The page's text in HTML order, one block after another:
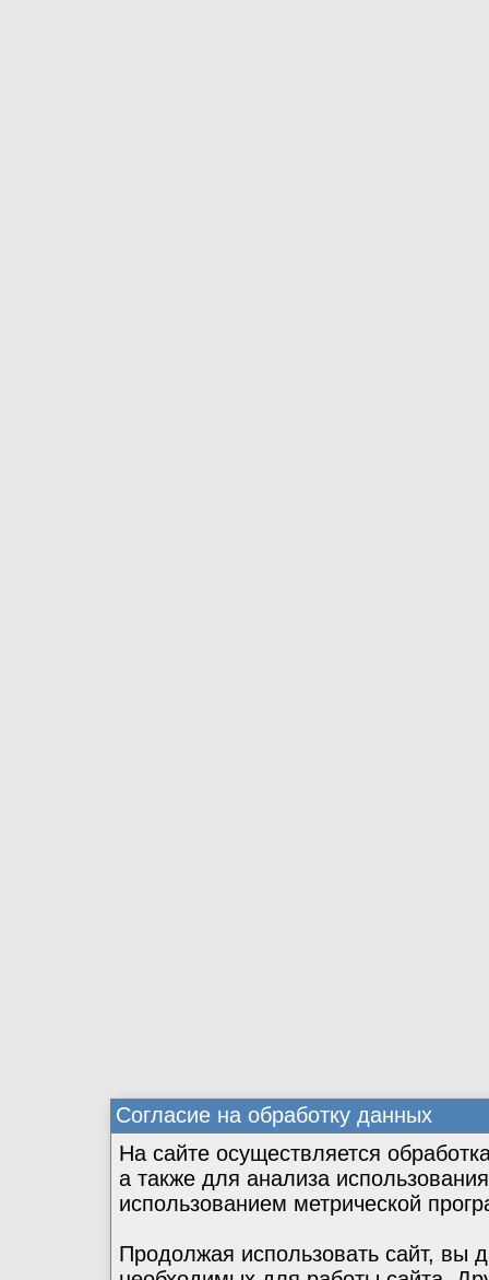
Согласие на обработку данных
На сайте осуществляется
а также для анализа
использованием метрической
Продолжая использовать сайт, вы